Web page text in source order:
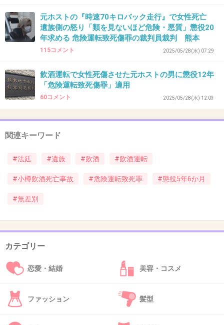
これって新車購入していきがってた加害者が起こした事故
だったっけ？
+4
37. 匿名2026/07/08(水) 18:53:18
悪い」司法機関だけの事はあるな、最悪！😡
38. 匿名2026/07/08(水) 18:54:47
+3 -1
39. 匿名
どの加害者も、法律上償いましたーで逃げ遂せてるもん
ね。人の心がないんだろう。どんな育てられ方したんだろ
元ホストの『時速70キロバック走行』で女性死亡
遺族側の怒り「類を見ないほど危険・悪質」懲役20
年求める 危険運転致死傷罪の裁判員裁判 熊本
115コメント 2025/05/28(水) 07:29
飲酒運転で女性死傷させた元ホストの男に懲役12年
「危険運転致死傷罪」適用
60コメント 2025/05/28(水) 12:03
関連キーワード
#法廷 #遺族 #飲酒 #飲酒運転
#小樽飲酒死亡事故 #危険運転致死罪 #懲役5年6か月
#無差別
カテゴリー
恋愛・結婚 美容・コスメ
ファッション 髪型